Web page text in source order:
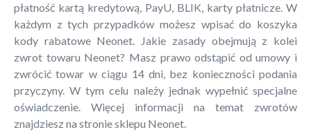
płatność kartą kredytową, PayU, BLIK, karty płatnicze. W
każdym z tych przypadków możesz wpisać do koszyka
kody rabatowe Neonet. Jakie zasady obejmują z kolei
zwrot towaru Neonet? Masz prawo odstąpić od umowy i
zwrócić towar w ciągu 14 dni, bez konieczności podania
przyczyny. W tym celu należy jednak wypełnić specjalne
oświadczenie. Więcej informacji na temat zwrotów
znajdziesz na stronie sklepu Neonet.